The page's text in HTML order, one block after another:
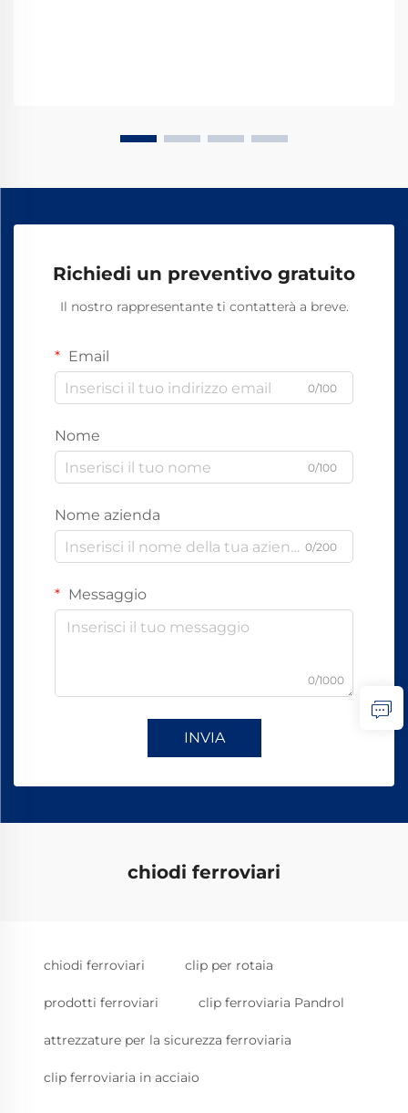
Richiedi un preventivo gratuito
Il nostro rappresentante ti contatterà a breve.
Email
0/100
Nome
0/100
Nome azienda
0/200
Messaggio
0/1000
INVIA
chiodi ferroviari
chiodi ferroviari clip per rotaia
prodotti ferroviari clip ferroviaria Pandrol
attrezzature per la sicurezza ferroviaria
clip ferroviaria in acciaio